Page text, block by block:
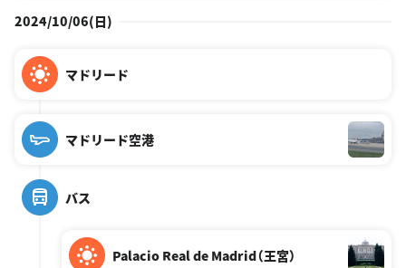
2024/10/06(日)
マドリード
マドリード空港
バス
Palacio Real de Madrid（王宮）